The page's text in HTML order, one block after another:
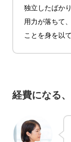
独立したばか
用力が落ちて
ことを身を以
経費になる